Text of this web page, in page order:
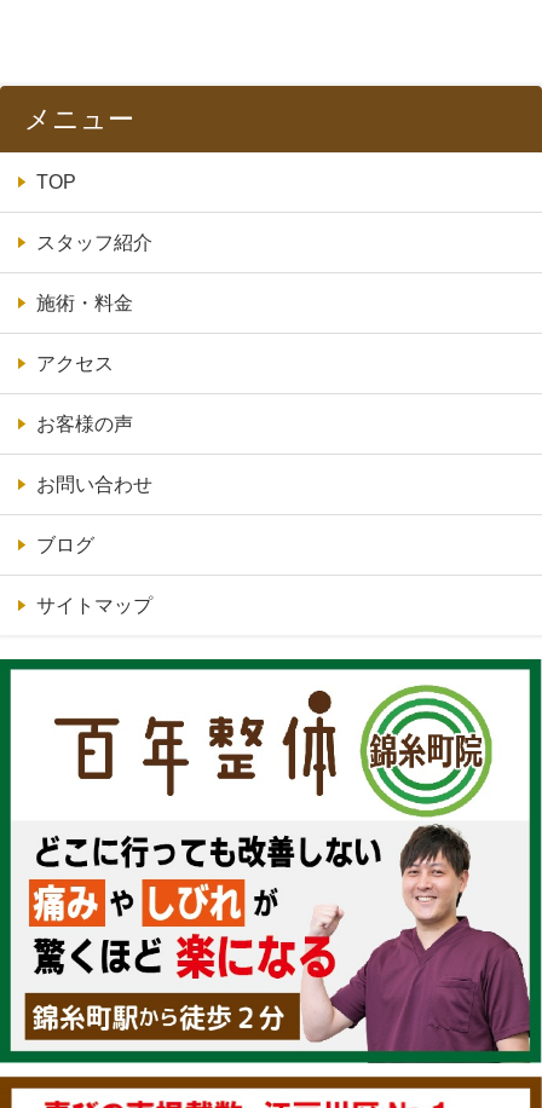
メニュー
TOP
スタッフ紹介
施術・料金
アクセス
お客様の声
お問い合わせ
ブログ
サイトマップ